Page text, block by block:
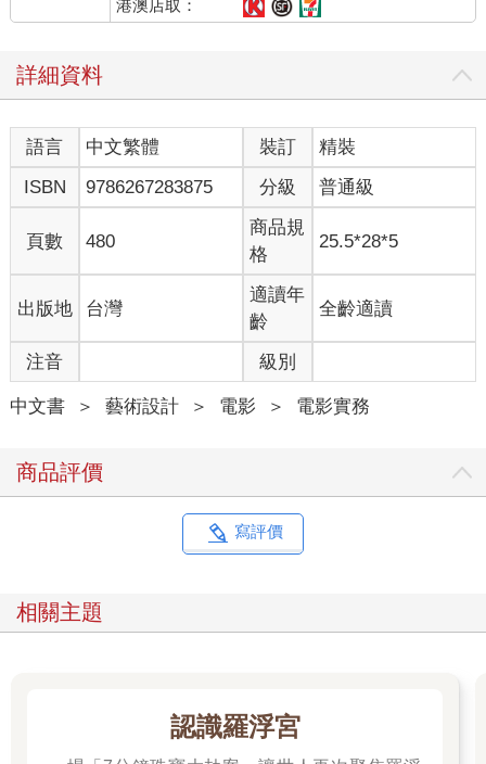
港澳店取：
詳細資料
語言 中文繁體 裝訂
精裝
ISBN
9786267283875 分級 普通級
頁數 480
商品規
格
25.5*28*5
出版地 台灣
適讀年
齡
全齡適讀
注音 級別
中文書 ＞ 藝術設計 ＞ 電影 ＞ 電影實務
商品評價
寫評價
相關主題
認識羅浮宮